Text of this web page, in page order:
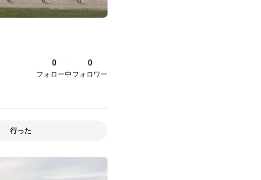
0
フォロー中
0
フォロワー
行った